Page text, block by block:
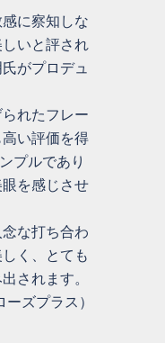
に察知しな
いと評され
がプロデュ
れたフレー
い評価を得
プルであり
を感じさせ
な打ち合わ
く、とても
されます。
ズプラス）